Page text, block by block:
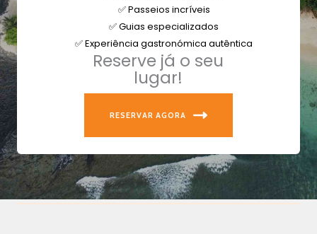
✅ Passeios incríveis
✅ Guias especializados
✅ Experiência gastronómica autêntica
Reserve já o seu
lugar!
RESERVAR AGORA